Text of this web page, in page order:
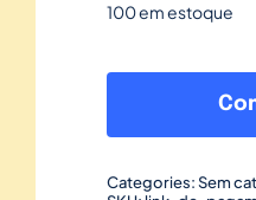
100 em estoque
Categories:Sem